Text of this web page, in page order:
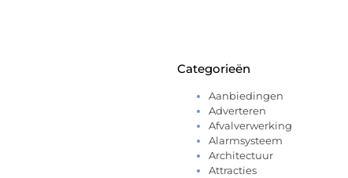
Categorieën
Aanbiedingen
Adverteren
Afvalverwerking
Alarmsysteem
Architectuur
Attracties